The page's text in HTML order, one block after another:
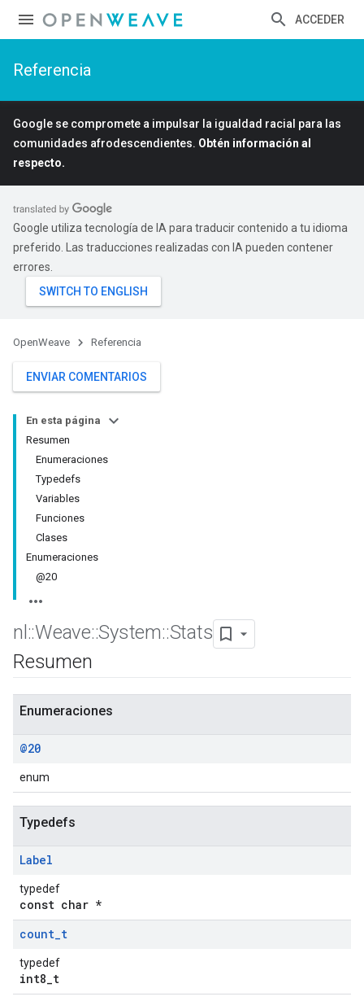
ACCEDER
Referencia
Google se compromete a impulsar la igualdad racial para las
comunidades afrodescendientes. Obtén información al
respecto.
Google utiliza tecnología de IA para traducir contenido a tu idioma
preferido. Las traducciones realizadas con IA pueden contener
errores.
OpenWeave Referencia
ENVIAR COMENTARIOS
En esta página
Resumen
Enumeraciones
Typedefs
Variables
Funciones
Clases
Enumeraciones
@20
nl ::Weave::System::Stats
Resumen
Enumeraciones
@20
enum
Typedefs
Label
typedef
const char *
count_t
typedef
int8_t